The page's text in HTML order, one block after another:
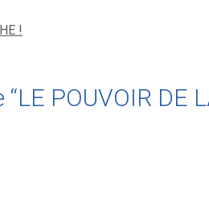
!
POUVOIR DE